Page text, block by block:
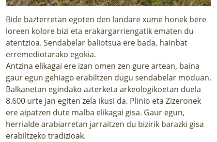
Bide bazterretan egoten den landare xume honek bere
loreen kolore bizi eta erakargarriengatik ematen du
atentzioa. Sendabelar baliotsua ere bada, hainbat
erremediotarako egokia.
Antzina elikagai ere izan omen zen gure artean, baina
gaur egun gehiago erabiltzen dugu sendabelar moduan.
Balkanetan egindako azterketa arkeologikoetan duela
8.600 urte jan egiten zela ikusi da. Plinio eta Zizeronek
ere aipatzen dute malba elikagai gisa. Gaur egun,
herrialde arabiarretan jarraitzen du bizirik barazki gisa
erabiltzeko tradizioak.